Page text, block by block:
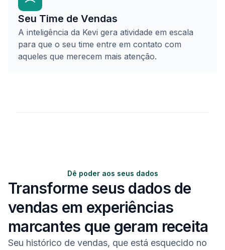
Seu Time de Vendas​
A inteligência da Kevi gera atividade em escala
para que o seu time entre em contato com
aqueles que merecem mais atenção.
Dê poder aos seus dados
Transforme seus dados de
vendas em experiências
marcantes que geram receita
Seu histórico de vendas, que está esquecido no